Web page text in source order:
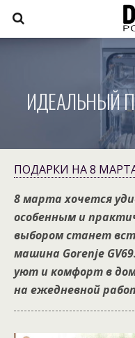
ИДЕАЛЬНЫЙ
ПОДАРКИ НА 8
8 марта хочется
особенным и
выбором станет
машина Gorenje
уют и комфорт в
на ежедневной